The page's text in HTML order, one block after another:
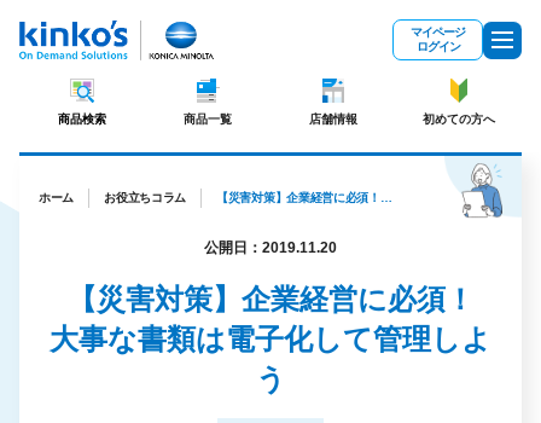
マイページ
ログイン
商品検索 商品一覧 店舗情報 初めての方へ
ホーム お役立ちコラム
公開日：2019.11.20
【災害対策】企業経営に必須！
大事な書類は電子化して管理しよ
う